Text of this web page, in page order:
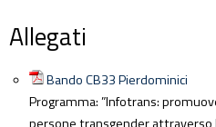
Allegati
Bando CB33 Pierdominici
Programma: ”Infotrans:
persone transgender attraverso